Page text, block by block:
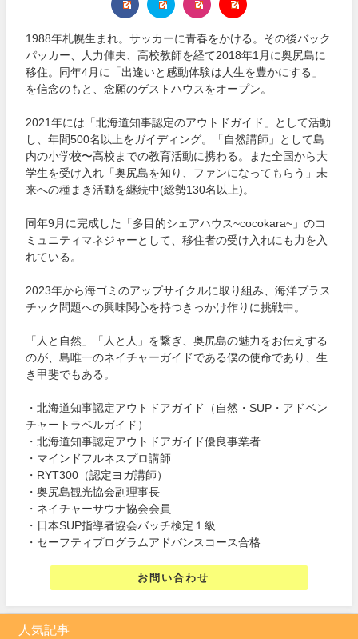
1988年札幌生まれ。サッカーに青春をかける。その後バック
パッカー、人力俥夫、高校教師を経て2018年1月に奥尻島に
移住。同年4月に「出逢いと感動体験は人生を豊かにする」
を信念のもと、念願のゲストハウスをオープン。
2021年には「北海道知事認定のアウトドガイド」として活動
し、年間500名以上をガイディング。「自然講師」として島
内の小学校〜高校までの教育活動に携わる。また全国から大
学生を受け入れ「奥尻島を知り、ファンになってもらう」未
来への種まき活動を継続中(総勢130名以上)。
同年9月に完成した「多目的シェアハウス~cocokara~」のコ
ミュニティマネジャーとして、移住者の受け入れにも力を入
れている。
2023年から海ゴミのアップサイクルに取り組み、海洋プラス
チック問題への興味関心を持つきっかけ作りに挑戦中。
「人と自然」「人と人」を繋ぎ、奥尻島の魅力をお伝えする
のが、島唯一のネイチャーガイドである僕の使命であり、生
き甲斐でもある。
・北海道知事認定アウトドアガイド（自然・SUP・アドベン
チャートラベルガイド）
・北海道知事認定アウトドアガイド優良事業者
・マインドフルネスプロ講師
・RYT300（認定ヨガ講師）
・奥尻島観光協会副理事長
・ネイチャーサウナ協会会員
・日本SUP指導者協会バッチ検定１級
・セーフティプログラムアドバンスコース合格
お問い合わせ
人気記事